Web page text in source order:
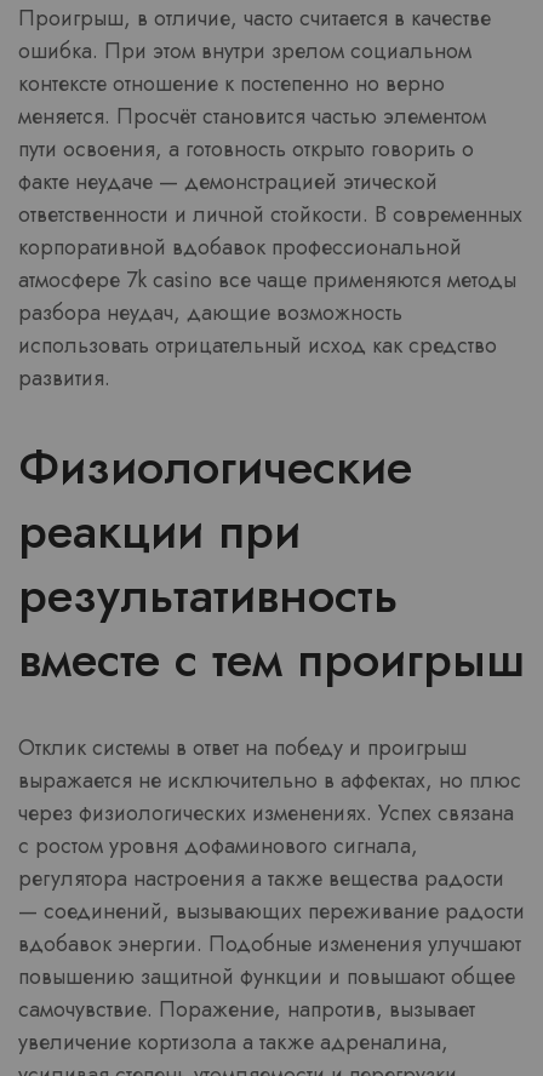
Проигрыш, в отличие, часто считается в качестве
ошибка. При этом внутри зрелом социальном
контексте отношение к постепенно но верно
меняется. Просчёт становится частью элементом
пути освоения, а готовность открыто говорить о
факте неудаче — демонстрацией этической
ответственности и личной стойкости. В современных
корпоративной вдобавок профессиональной
атмосфере 7k casino все чаще применяются методы
разбора неудач, дающие возможность
использовать отрицательный исход как средство
развития.
Физиологические
реакции при
результативность
вместе с тем проигрыш
Отклик системы в ответ на победу и проигрыш
выражается не исключительно в аффектах, но плюс
через физиологических изменениях. Успех связана
с ростом уровня дофаминового сигнала,
регулятора настроения а также вещества радости
— соединений, вызывающих переживание радости
вдобавок энергии. Подобные изменения улучшают
повышению защитной функции и повышают общее
самочувствие. Поражение, напротив, вызывает
увеличение кортизола а также адреналина,